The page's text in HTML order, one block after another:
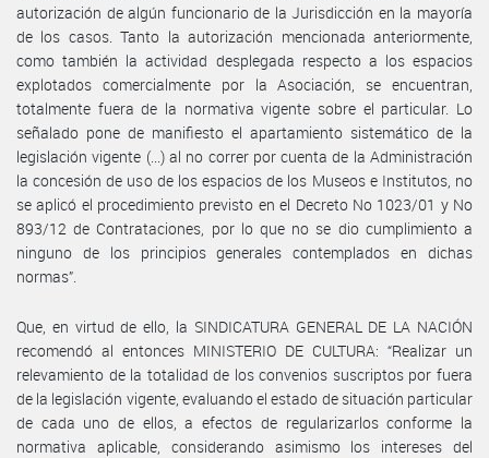
autorización de algún funcionario de la Jurisdicción en la mayoría
de los casos. Tanto la autorización mencionada anteriormente,
como también la actividad desplegada respecto a los espacios
explotados comercialmente por la Asociación, se encuentran,
totalmente fuera de la normativa vigente sobre el particular. Lo
señalado pone de manifiesto el apartamiento sistemático de la
legislación vigente (...) al no correr por cuenta de la Administración
la concesión de uso de los espacios de los Museos e Institutos, no
se aplicó el procedimiento previsto en el Decreto No 1023/01 y No
893/12 de Contrataciones, por lo que no se dio cumplimiento a
ninguno de los principios generales contemplados en dichas
normas”.
Que, en virtud de ello, la SINDICATURA GENERAL DE LA NACIÓN
recomendó al entonces MINISTERIO DE CULTURA: “Realizar un
relevamiento de la totalidad de los convenios suscriptos por fuera
de la legislación vigente, evaluando el estado de situación particular
de cada uno de ellos, a efectos de regularizarlos conforme la
normativa aplicable, considerando asimismo los intereses del